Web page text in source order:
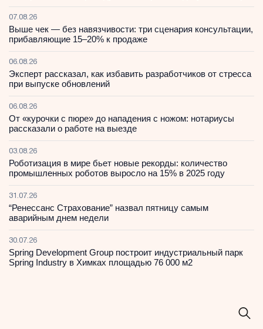
07.08.26
Выше чек — без навязчивости: три сценария консультации,
прибавляющие 15–20% к продаже
06.08.26
Эксперт рассказал, как избавить разработчиков от стресса
при выпуске обновлений
06.08.26
От «курочки с пюре» до нападения с ножом: нотариусы
рассказали о работе на выезде
03.08.26
Роботизация в мире бьет новые рекорды: количество
промышленных роботов выросло на 15% в 2025 году
31.07.26
“Ренессанс Страхование” назвал пятницу самым
аварийным днем недели
30.07.26
Spring Development Group построит индустриальный парк
Spring Industry в Химках площадью 76 000 м2